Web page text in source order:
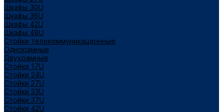
Шкафы 30U
Шкафы 36U
Шкафы 42U
Шкафы 48U
Стойки телекоммуникационные
Однорамные
Двухрамные
Стойки 17U
Стойки 24U
Стойки 27U
Стойки 33U
Стойки 37U
Стойки 42U